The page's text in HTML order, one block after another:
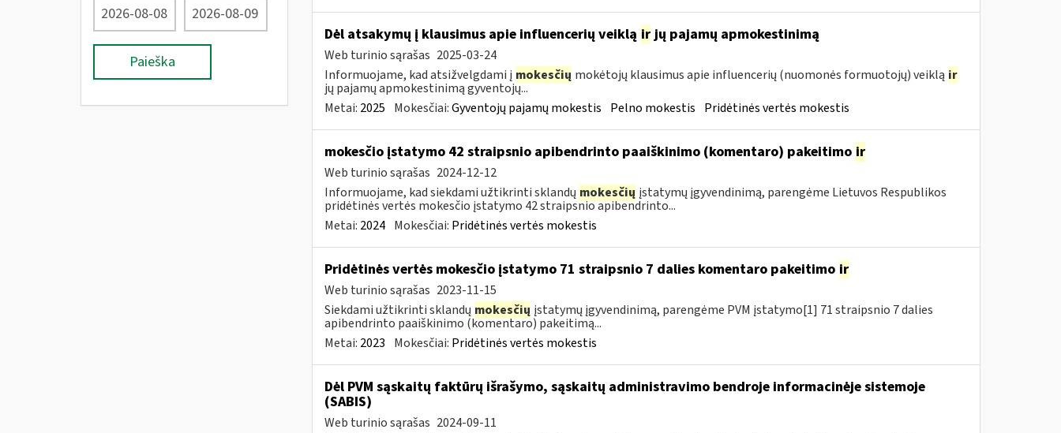
Paieška
Dėl atsakymų į klausimus apie influencerių veiklą irjų pajamų apmokestinimą
Web turinio sąrašas 2025-03-24
Informuojame, kad atsižvelgdami į mokesčių mokėtojų klausimus apie influencerių (nuomonės formuotojų) veiklą ir
jų pajamų apmokestinimą gyventojų...
Metai: 2025 Mokesčiai:Gyventojų pajamų mokestis Pelno mokestis Pridėtinės vertės mokestis
mokesčio įstatymo 42 straipsnio apibendrinto paaiškinimo (komentaro) pakeitimo ir
Web turinio sąrašas 2024-12-12
Informuojame, kad siekdami užtikrinti sklandų mokesčių įstatymų įgyvendinimą, parengėme Lietuvos Respublikos
pridėtinės vertės mokesčio įstatymo 42 straipsnio apibendrinto...
Metai: 2024 Mokesčiai: Pridėtinės vertės mokestis
Pridėtinės vertės mokesčio įstatymo 71 straipsnio 7 dalies komentaro pakeitimo ir
Web turinio sąrašas 2023-11-15
Siekdami užtikrinti sklandų mokesčių įstatymų įgyvendinimą, parengėme PVM įstatymo[1] 71 straipsnio 7 dalies
apibendrinto paaiškinimo (komentaro) pakeitimą...
Metai: 2023 Mokesčiai: Pridėtinės vertės mokestis
Dėl PVM sąskaitų faktūrų išrašymo, sąskaitų administravimo bendroje informacinėje sistemoje
(SABIS)
Web turinio sąrašas 2024-09-11